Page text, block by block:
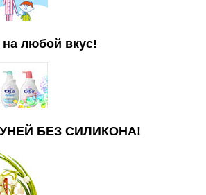
любой вкус!
БЕЗ СИЛИКОНА!